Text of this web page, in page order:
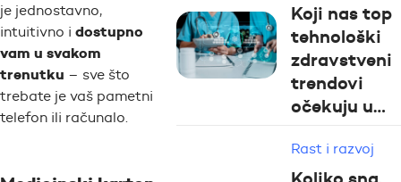
je jednostavno,
intuitivno i dostupno
vam u svakom
trenutku – sve što
trebate je vaš pametni
telefon ili računalo.
Koji nas top
tehnološki
zdravstveni
trendovi
očekuju u…
Rast i razvoj